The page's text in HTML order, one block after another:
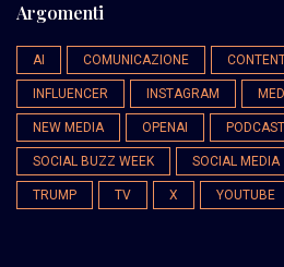
Argomenti
AI COMUNICAZIONE
INFLUENCER INSTAGRAM
NEW MEDIA OPENAI PODCAST
SOCIAL BUZZ WEEK SOCIAL MEDIA
TRUMP TV X YOUTUBE